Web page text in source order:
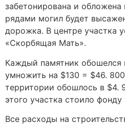
забетонирована и
рядами могил будет
дорожка. В центре участка
«Скорбящая Мать».
Каждый памятник обошелся
умножить на $130 = $46.
территории обошлось в $4.
этого участка стоило
Все расходы на